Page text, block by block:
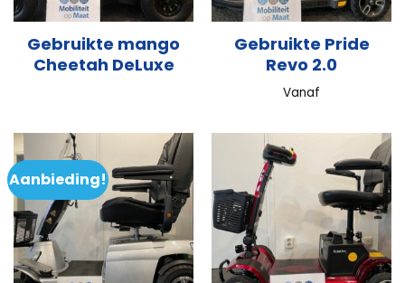
Gebruikte mango
Cheetah DeLuxe
Gebruikte Pride
Revo 2.0
Vanaf
Aanbieding!